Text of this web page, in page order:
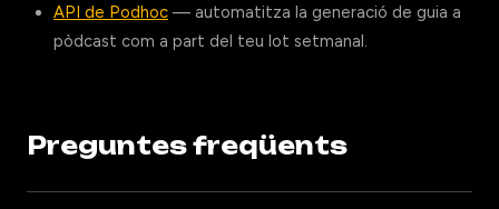
API de Podhoc — automatitza la generació de guia a
pòdcast com a part del teu lot setmanal.
Preguntes freqüents